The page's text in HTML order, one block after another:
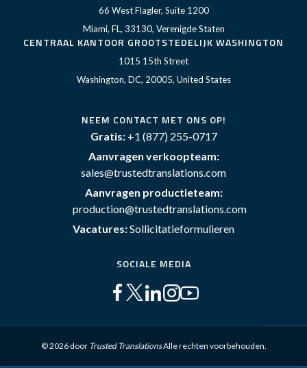
66 West Flagler, Suite 1200
Miami, FL, 33130, Verenigde Staten
CENTRAAL KANTOOR GROOTSTEDELIJK WASHINGTON
1015 15th Street
Washington, DC, 20005, United States
NEEM CONTACT MET ONS OP!
Gratis: +1 (877) 255-0717
Aanvragen verkoopteam:
sales@trustedtranslations.com
Aanvragen productieteam:
production@trustedtranslations.com
Vacatures:Sollicitatieformulieren
SOCIALE MEDIA
© 2026 door Trusted TranslationsAlle rechten voorbehouden.